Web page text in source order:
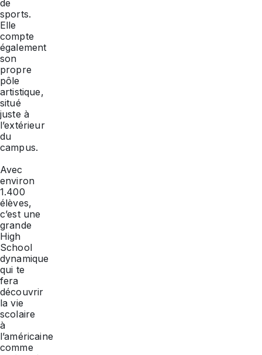
de
sports.
Elle
compte
également
son
propre
pôle
artistique,
situé
juste à
l’extérieur
du
campus.
Avec
environ
1.400
élèves,
c’est une
grande
High
School
dynamique
qui te
fera
découvrir
la vie
scolaire
à
l’américaine
comme